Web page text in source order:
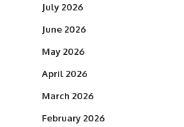
July 2026
June 2026
May 2026
April 2026
March 2026
February 2026